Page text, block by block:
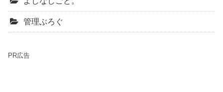
管理ぶろぐ
PR広告